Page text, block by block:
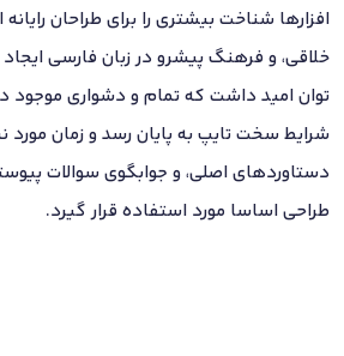
افزارها شناخت بیشتری را برای طراحان
خلاقی، و فرهنگ پیشرو در زبان فارسی
توان امید داشت که تمام و دشواری موجود در
شرایط سخت تایپ به پایان رسد و زمان مورد
دستاوردهای اصلی، و جوابگوی سوالات
طراحی اساسا مورد استفاده قرار گیرد.